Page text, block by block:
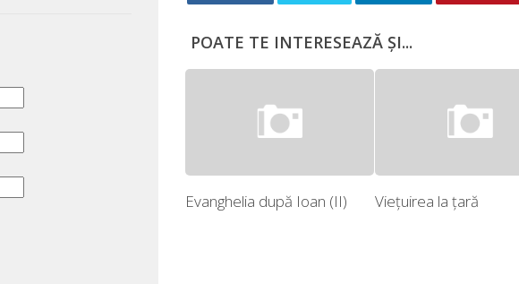
POATE TE INTERESEAZĂ ȘI...
Evanghelia după Ioan (II) Vieţuirea la ţară